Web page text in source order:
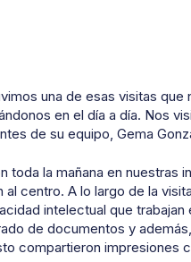
una de esas visitas que
en el día a día. Nos
de su equipo, Gema
toda la mañana en
al centro. A lo largo de la
intelectual que
de documentos y
compartieron impresiones